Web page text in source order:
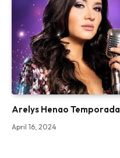
Arelys Henao
April 16, 2024